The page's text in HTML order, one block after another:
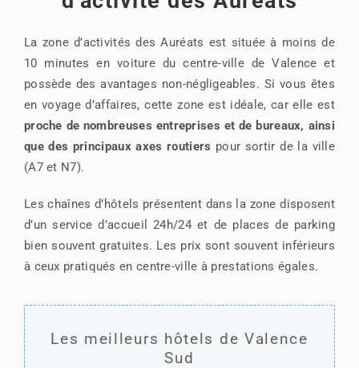
La zone d’activités des Auréats est située à moins de
10 minutes en voiture du centre-ville de Valence et
possède des avantages non-négligeables. Si vous êtes
en voyage d’affaires, cette zone est idéale, car elle est
proche de nombreuses entreprises et de bureaux, ainsi
que des principaux axes routiers pour sortir de la ville
(A7 et N7).
Les chaînes d’hôtels présentent dans la zone disposent
d’un service d’accueil 24h/24 et de places de parking
bien souvent gratuites. Les prix sont souvent inférieurs
à ceux pratiqués en centre-ville à prestations égales.
Les meilleurs hôtels de Valence
Sud